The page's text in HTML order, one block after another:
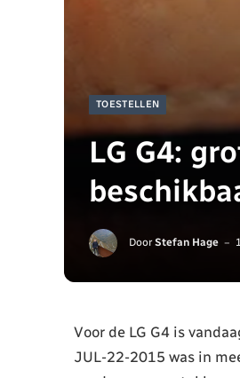
TOESTELLEN
LG G4:
Door Stefan Hage
Voor de LG G4 is
JUL-22-2015 was in